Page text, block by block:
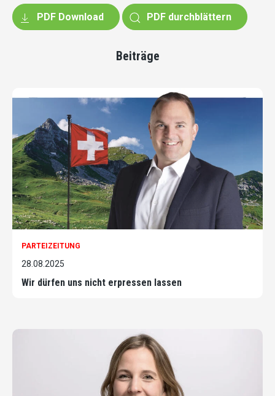
PDF Download PDF durchblättern
Beiträge
PARTEIZEITUNG
28.08.2025
Wir dürfen uns nicht erpressen lassen